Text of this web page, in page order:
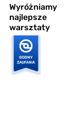
Wyróżniamy
najlepsze
warsztaty